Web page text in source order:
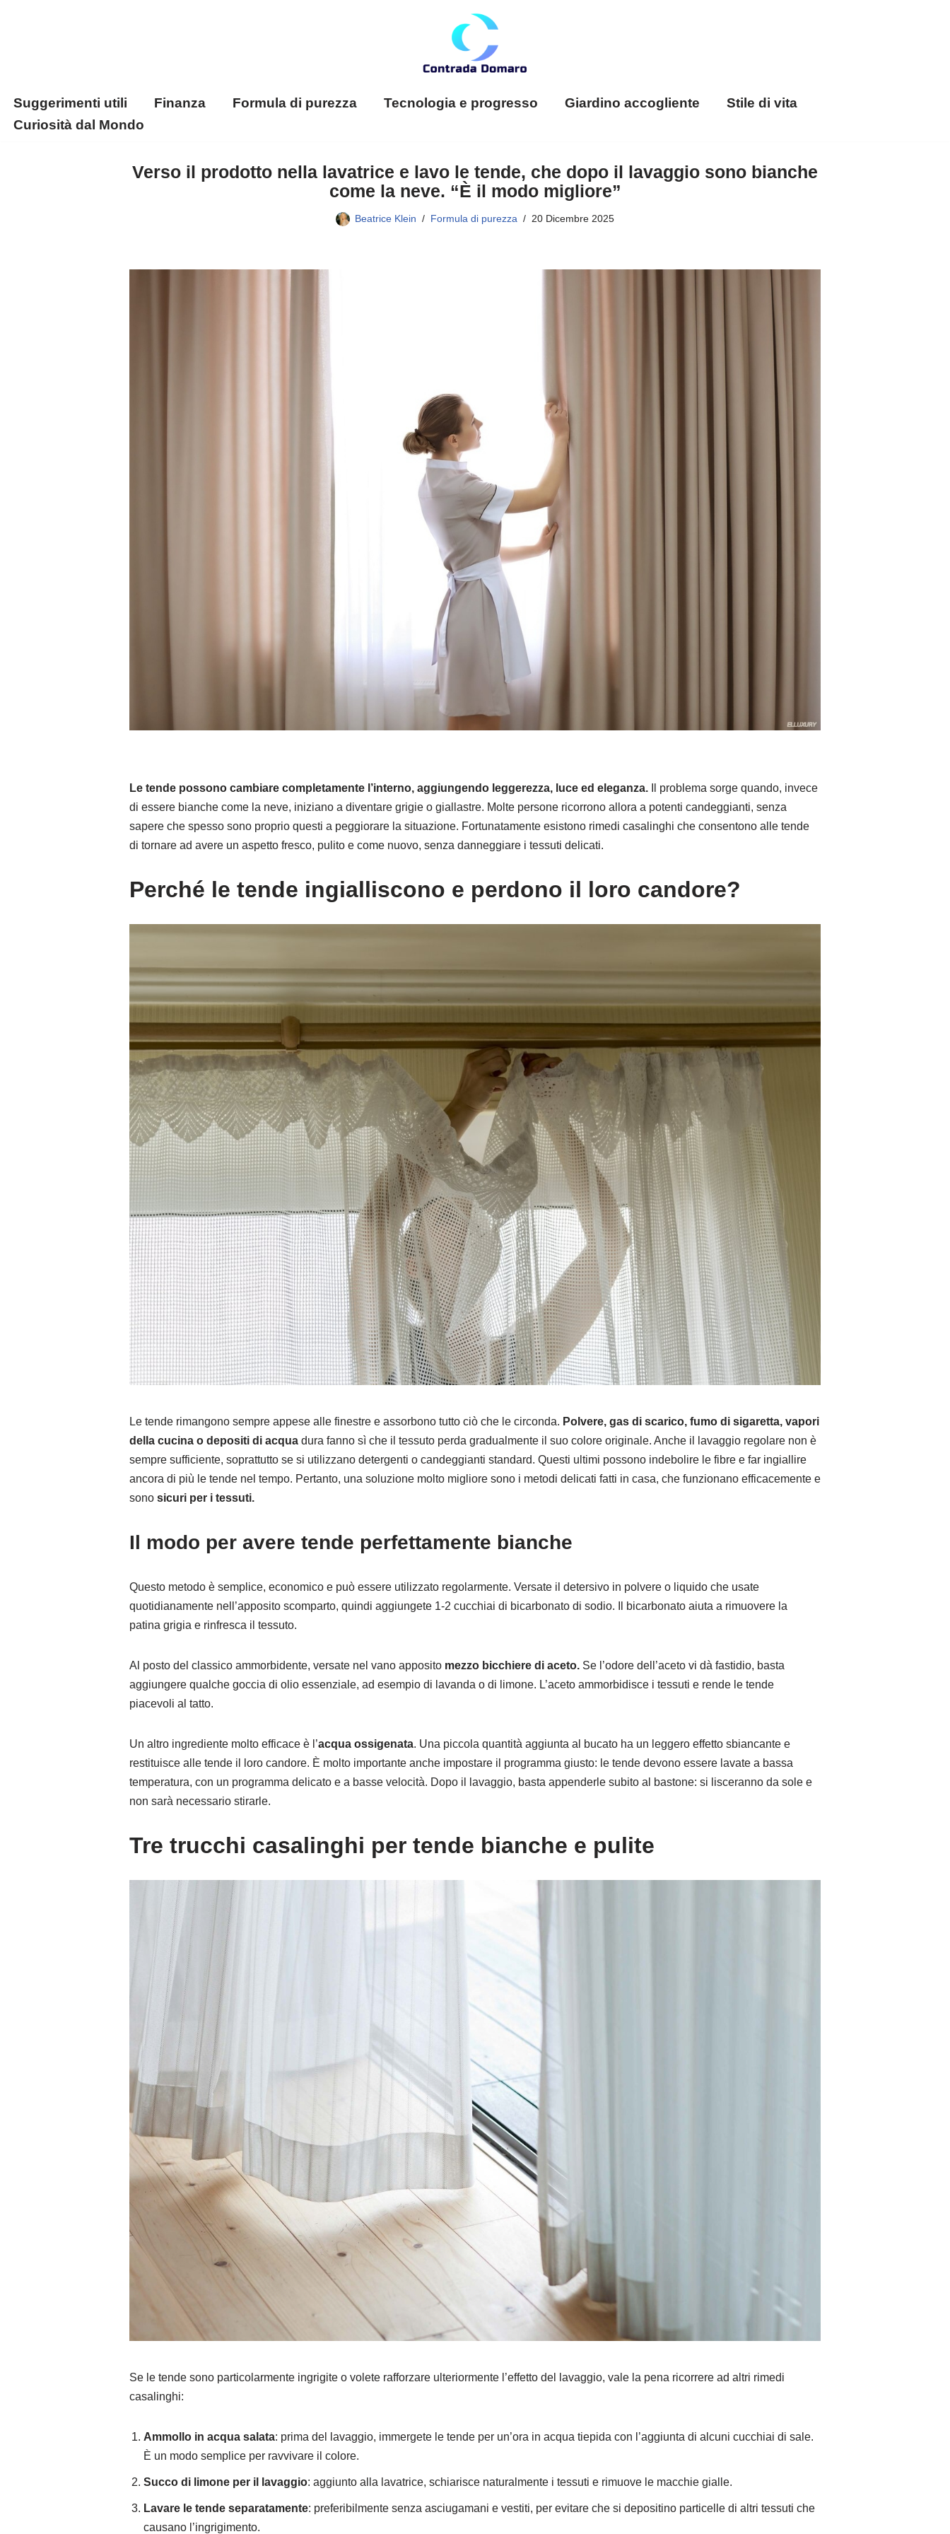
Suggerimenti utili Finanza Formula di purezza Tecnologia e progresso Giardino accogliente
Stile di vita
Curiosità dal Mondo
Verso il prodotto nella lavatrice e lavo le tende, che dopo il lavaggio sono bianche
come la neve. “È il modo migliore”
Beatrice Klein Formula di purezza 20 Dicembre 2025
Le tende possono cambiare completamente l’interno, aggiungendo leggerezza, luce ed eleganza. Il problema sorge quando, invece
di essere bianche come la neve, iniziano a diventare grigie o giallastre. Molte persone ricorrono allora a potenti candeggianti, senza
sapere che spesso sono proprio questi a peggiorare la situazione. Fortunatamente esistono rimedi casalinghi che consentono alle tende
di tornare ad avere un aspetto fresco, pulito e come nuovo, senza danneggiare i tessuti delicati.
Perché le tende ingialliscono e perdono il loro candore?
Le tende rimangono sempre appese alle finestre e assorbono tutto ciò che le circonda. Polvere, gas di scarico, fumo di sigaretta, vapori
della cucina o depositi di acqua dura fanno sì che il tessuto perda gradualmente il suo colore originale. Anche il lavaggio regolare non è
sempre sufficiente, soprattutto se si utilizzano detergenti o candeggianti standard. Questi ultimi possono indebolire le fibre e far ingiallire
ancora di più le tende nel tempo. Pertanto, una soluzione molto migliore sono i metodi delicati fatti in casa, che funzionano efficacemente e
sono sicuri per i tessuti.
Il modo per avere tende perfettamente bianche
Questo metodo è semplice, economico e può essere utilizzato regolarmente. Versate il detersivo in polvere o liquido che usate
quotidianamente nell’apposito scomparto, quindi aggiungete 1-2 cucchiai di bicarbonato di sodio. Il bicarbonato aiuta a rimuovere la
patina grigia e rinfresca il tessuto.
Al posto del classico ammorbidente, versate nel vano apposito mezzo bicchiere di aceto. Se l’odore dell’aceto vi dà fastidio, basta
aggiungere qualche goccia di olio essenziale, ad esempio di lavanda o di limone. L’aceto ammorbidisce i tessuti e rende le tende
piacevoli al tatto.
Un altro ingrediente molto efficace è l’acqua ossigenata. Una piccola quantità aggiunta al bucato ha un leggero effetto sbiancante e
restituisce alle tende il loro candore. È molto importante anche impostare il programma giusto: le tende devono essere lavate a bassa
temperatura, con un programma delicato e a basse velocità. Dopo il lavaggio, basta appenderle subito al bastone: si lisceranno da sole e
non sarà necessario stirarle.
Tre trucchi casalinghi per tende bianche e pulite
Se le tende sono particolarmente ingrigite o volete rafforzare ulteriormente l’effetto del lavaggio, vale la pena ricorrere ad altri rimedi
casalinghi:
Ammollo in acqua salata: prima del lavaggio, immergete le tende per un’ora in acqua tiepida con l’aggiunta di alcuni cucchiai di sale.
È un modo semplice per ravvivare il colore.
Succo di limone per il lavaggio: aggiunto alla lavatrice, schiarisce naturalmente i tessuti e rimuove le macchie gialle.
Lavare le tende separatamente: preferibilmente senza asciugamani e vestiti, per evitare che si depositino particelle di altri tessuti che
causano l’ingrigimento.